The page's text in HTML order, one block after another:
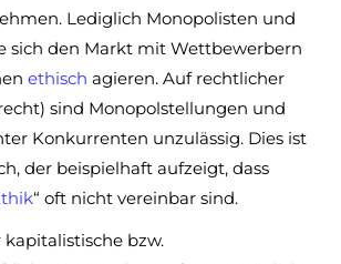
Lediglich Monopolisten und
sich den Markt mit Wettbewerbern
ethisch agieren. Auf rechtlicher
sind Monopolstellungen und
Konkurrenten unzulässig. Dies ist
der beispielhaft aufzeigt, dass
“ oft nicht vereinbar sind.
bzw.